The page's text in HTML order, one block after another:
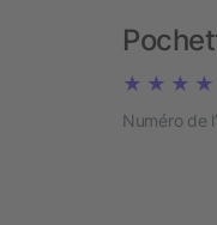
Numéro de